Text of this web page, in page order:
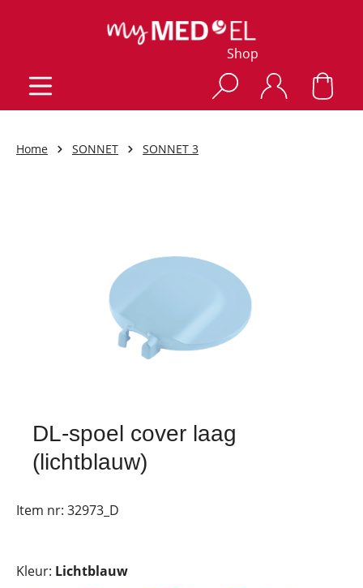
Shop
Home SONNET SONNET 3
DL-spoel cover laag
(lichtblauw)
Item nr: 32973_D
Kleur: Lichtblauw